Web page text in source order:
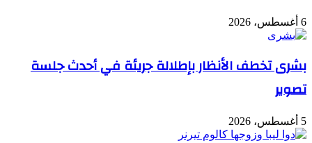
6 أغسطس، 2026
بشرى تخطف الأنظار بإطلالة جريئة في أحدث جلسة
تصوير
5 أغسطس، 2026